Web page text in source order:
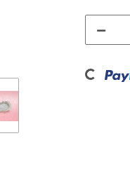
Loading...